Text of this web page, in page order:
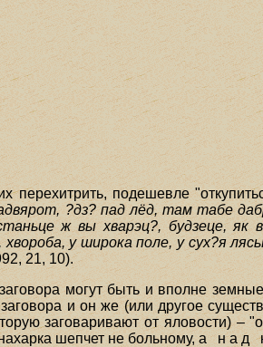
подешевле
?дз? пад лёд, там табе
ж вы хварэц?, будзеце, як
у широка поле, у сух?я
21, 10).
могут быть и вполне
и он же (или другое
заговаривают от яловости) –
шепчет не больному, а н а д